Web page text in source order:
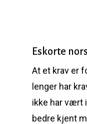
Eskorte
At et krav er
lenger har
ikke har vært
bedre kjent